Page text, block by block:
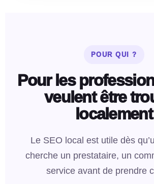
POUR QUI ?
Pour les
veulent être
localement
Le SEO local est utile dès
cherche un prestataire, un
service avant de prendre